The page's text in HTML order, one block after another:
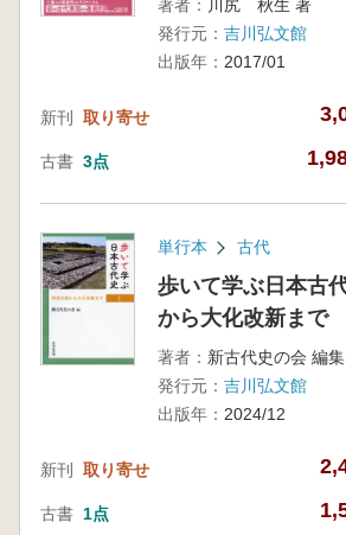
著者： 川尻 秋生 著
発行元： 吉川弘文館
出版年： 2017/01
新刊 取り寄せ
古書 3点
単行本 古代
歩いて学ぶ日本古
から大化改新まで
著者： 新古代史の会 編集
発行元： 吉川弘文館
出版年： 2024/12
新刊 取り寄せ
古書 1点